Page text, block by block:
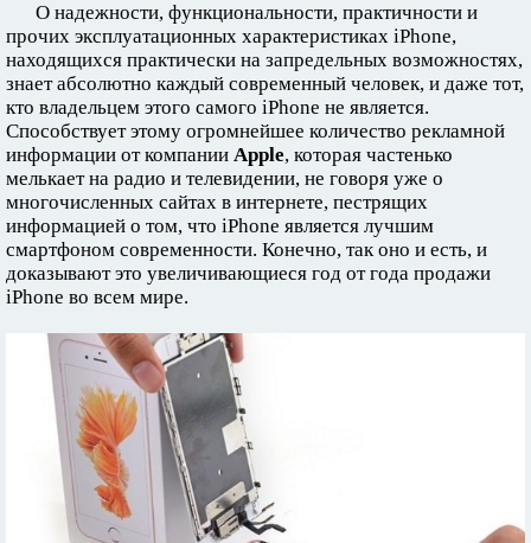
О надежности, функциональности, практичности и
прочих эксплуатационных характеристиках iPhone,
находящихся практически на запредельных возможностях,
знает абсолютно каждый современный человек, и даже тот,
кто владельцем этого самого iPhone не является.
Способствует этому огромнейшее количество рекламной
информации от компании Apple, которая частенько
мелькает на радио и телевидении, не говоря уже о
многочисленных сайтах в интернете, пестрящих
информацией о том, что iPhone является лучшим
смартфоном современности. Конечно, так оно и есть, и
доказывают это увеличивающиеся год от года продажи
iPhone во всем мире.